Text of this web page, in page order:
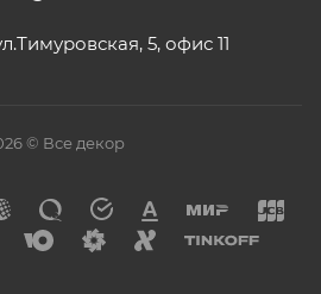
5, офис 11
© Все декор